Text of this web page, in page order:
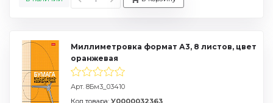
Миллиметровка формат А3, 8 листов, цвет
оранжевая
Арт. 8Бм3_03410
Код товара: У0000032363